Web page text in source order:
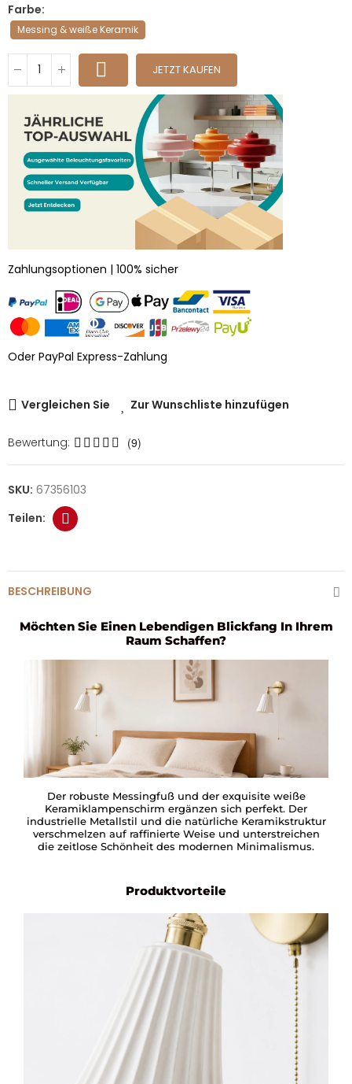
Farbe
Messing & weiße Keramik
JETZT KAUFEN
Zahlungsoptionen | 100% sicher
Oder PayPal Express-Zahlung
Vergleichen Sie Zur Wunschliste hinzufügen
Bewertung: (9)
SKU: 67356103
BESCHREIBUNG
Möchten Sie Einen Lebendigen Blickfang In Ihrem
Raum Schaffen?
Der robuste Messingfuß und der exquisite weiße
Keramiklampenschirm ergänzen sich perfekt. Der
industrielle Metallstil und die natürliche Keramikstruktur
verschmelzen auf raffinierte Weise und unterstreichen
die zeitlose Schönheit des modernen Minimalismus.
Produktvorteile